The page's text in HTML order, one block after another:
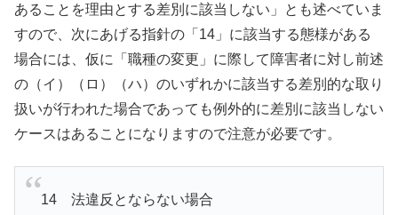
あることを理由とする差別に該当しない」とも述べていま
すので、次にあげる指針の「14」に該当する態様がある
場合には、仮に「職種の変更」に際して障害者に対し前述
の（イ）（ロ）（ハ）のいずれかに該当する差別的な取り
扱いが行われた場合であっても例外的に差別に該当しない
ケースはあることになりますので注意が必要です。
14 法違反とならない場合